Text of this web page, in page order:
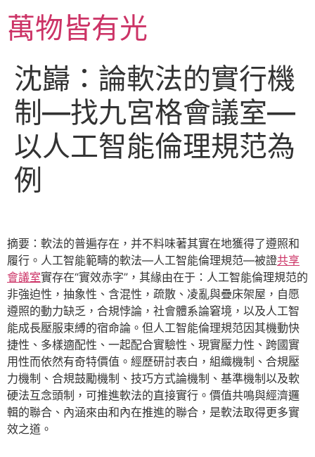
主萬物皆有光
沈巋：論軟法的實行機
制—找九宮格會議室—
以人工智能倫理規范為
例
摘要：軟法的普遍存在，并不料味著其實在地獲得了遵照和
履行。人工智能範疇的軟法—人工智能倫理規范—被證共享
會議室實存在“實效赤字”，其緣由在于：人工智能倫理規范的
非強迫性，抽象性、含混性，疏散、凌亂與疊床架屋，自愿
遵照的動力缺乏，合規悖論，社會體系論窘境，以及人工智
能成長壓服束縛的宿命論。但人工智能倫理規范因其機動快
捷性、多樣適配性、一起配合實驗性、現實壓力性、跨國實
用性而依然有奇特價值。經歷研討表白，組織機制、合規壓
力機制、合規鼓勵機制、技巧方式論機制、基準機制以及軟
硬法互念頭制，可推進軟法的直接實行。價值共鳴與經濟邏
輯的聯合、內涵來由和內在推進的聯合，是軟法取得更多實
效之道。